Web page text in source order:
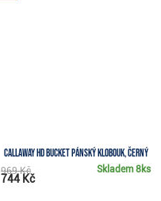
Callaway HD Bucket pánský klobouk, černý
Skladem8ks
969 Kč
744 Kč